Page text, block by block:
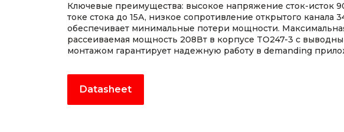
Ключевые преимущества: высокое напряжение сток-исток
токе стока до 15А, низкое сопротивление открытого канала
обеспечивает минимальные потери мощности.
рассеиваемая мощность 208Вт в корпусе TO247-3 с
монтажом гарантирует надежную работу в demanding
Datasheet